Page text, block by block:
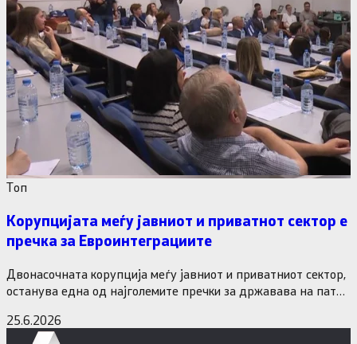
Tоп
Корупцијата меѓу јавниот и приватнот сектор е
пречка за Евроинтеграциите
Двонасочната корупција меѓу јавниот и приватниот сектор,
останува една од најголемите пречки за државава на патот
25.6.2026